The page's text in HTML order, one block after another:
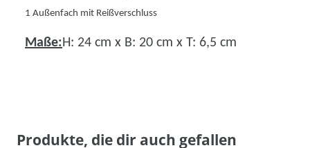
1 Außenfach mit Reißverschluss
Maße:H: 24 cm x B: 20 cm x T: 6,5 cm
Produkte, die dir auch gefallen